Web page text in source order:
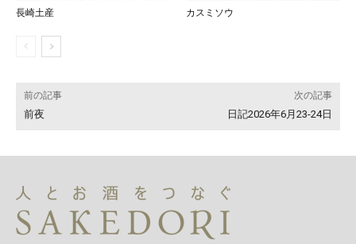
長崎土産
カスミソウ
前の記事
前夜
次の記事
日記2026年6月23-24日